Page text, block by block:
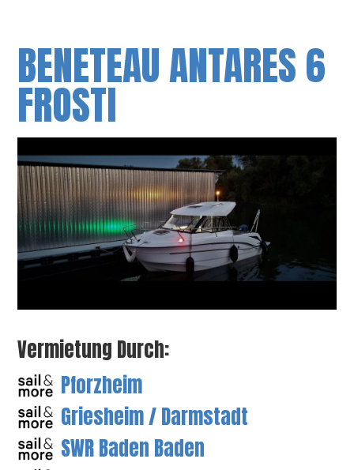
BENETEAU ANTARES 6
FROSTI
Vermietung Durch:
Pforzheim
Griesheim / Darmstadt
SWR Baden Baden